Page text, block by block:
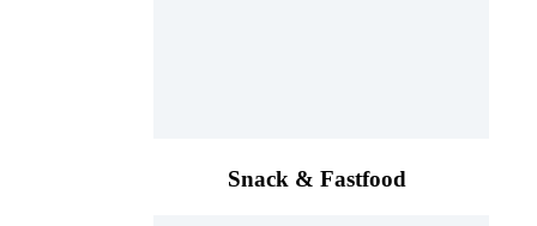
Snack & Fastfood